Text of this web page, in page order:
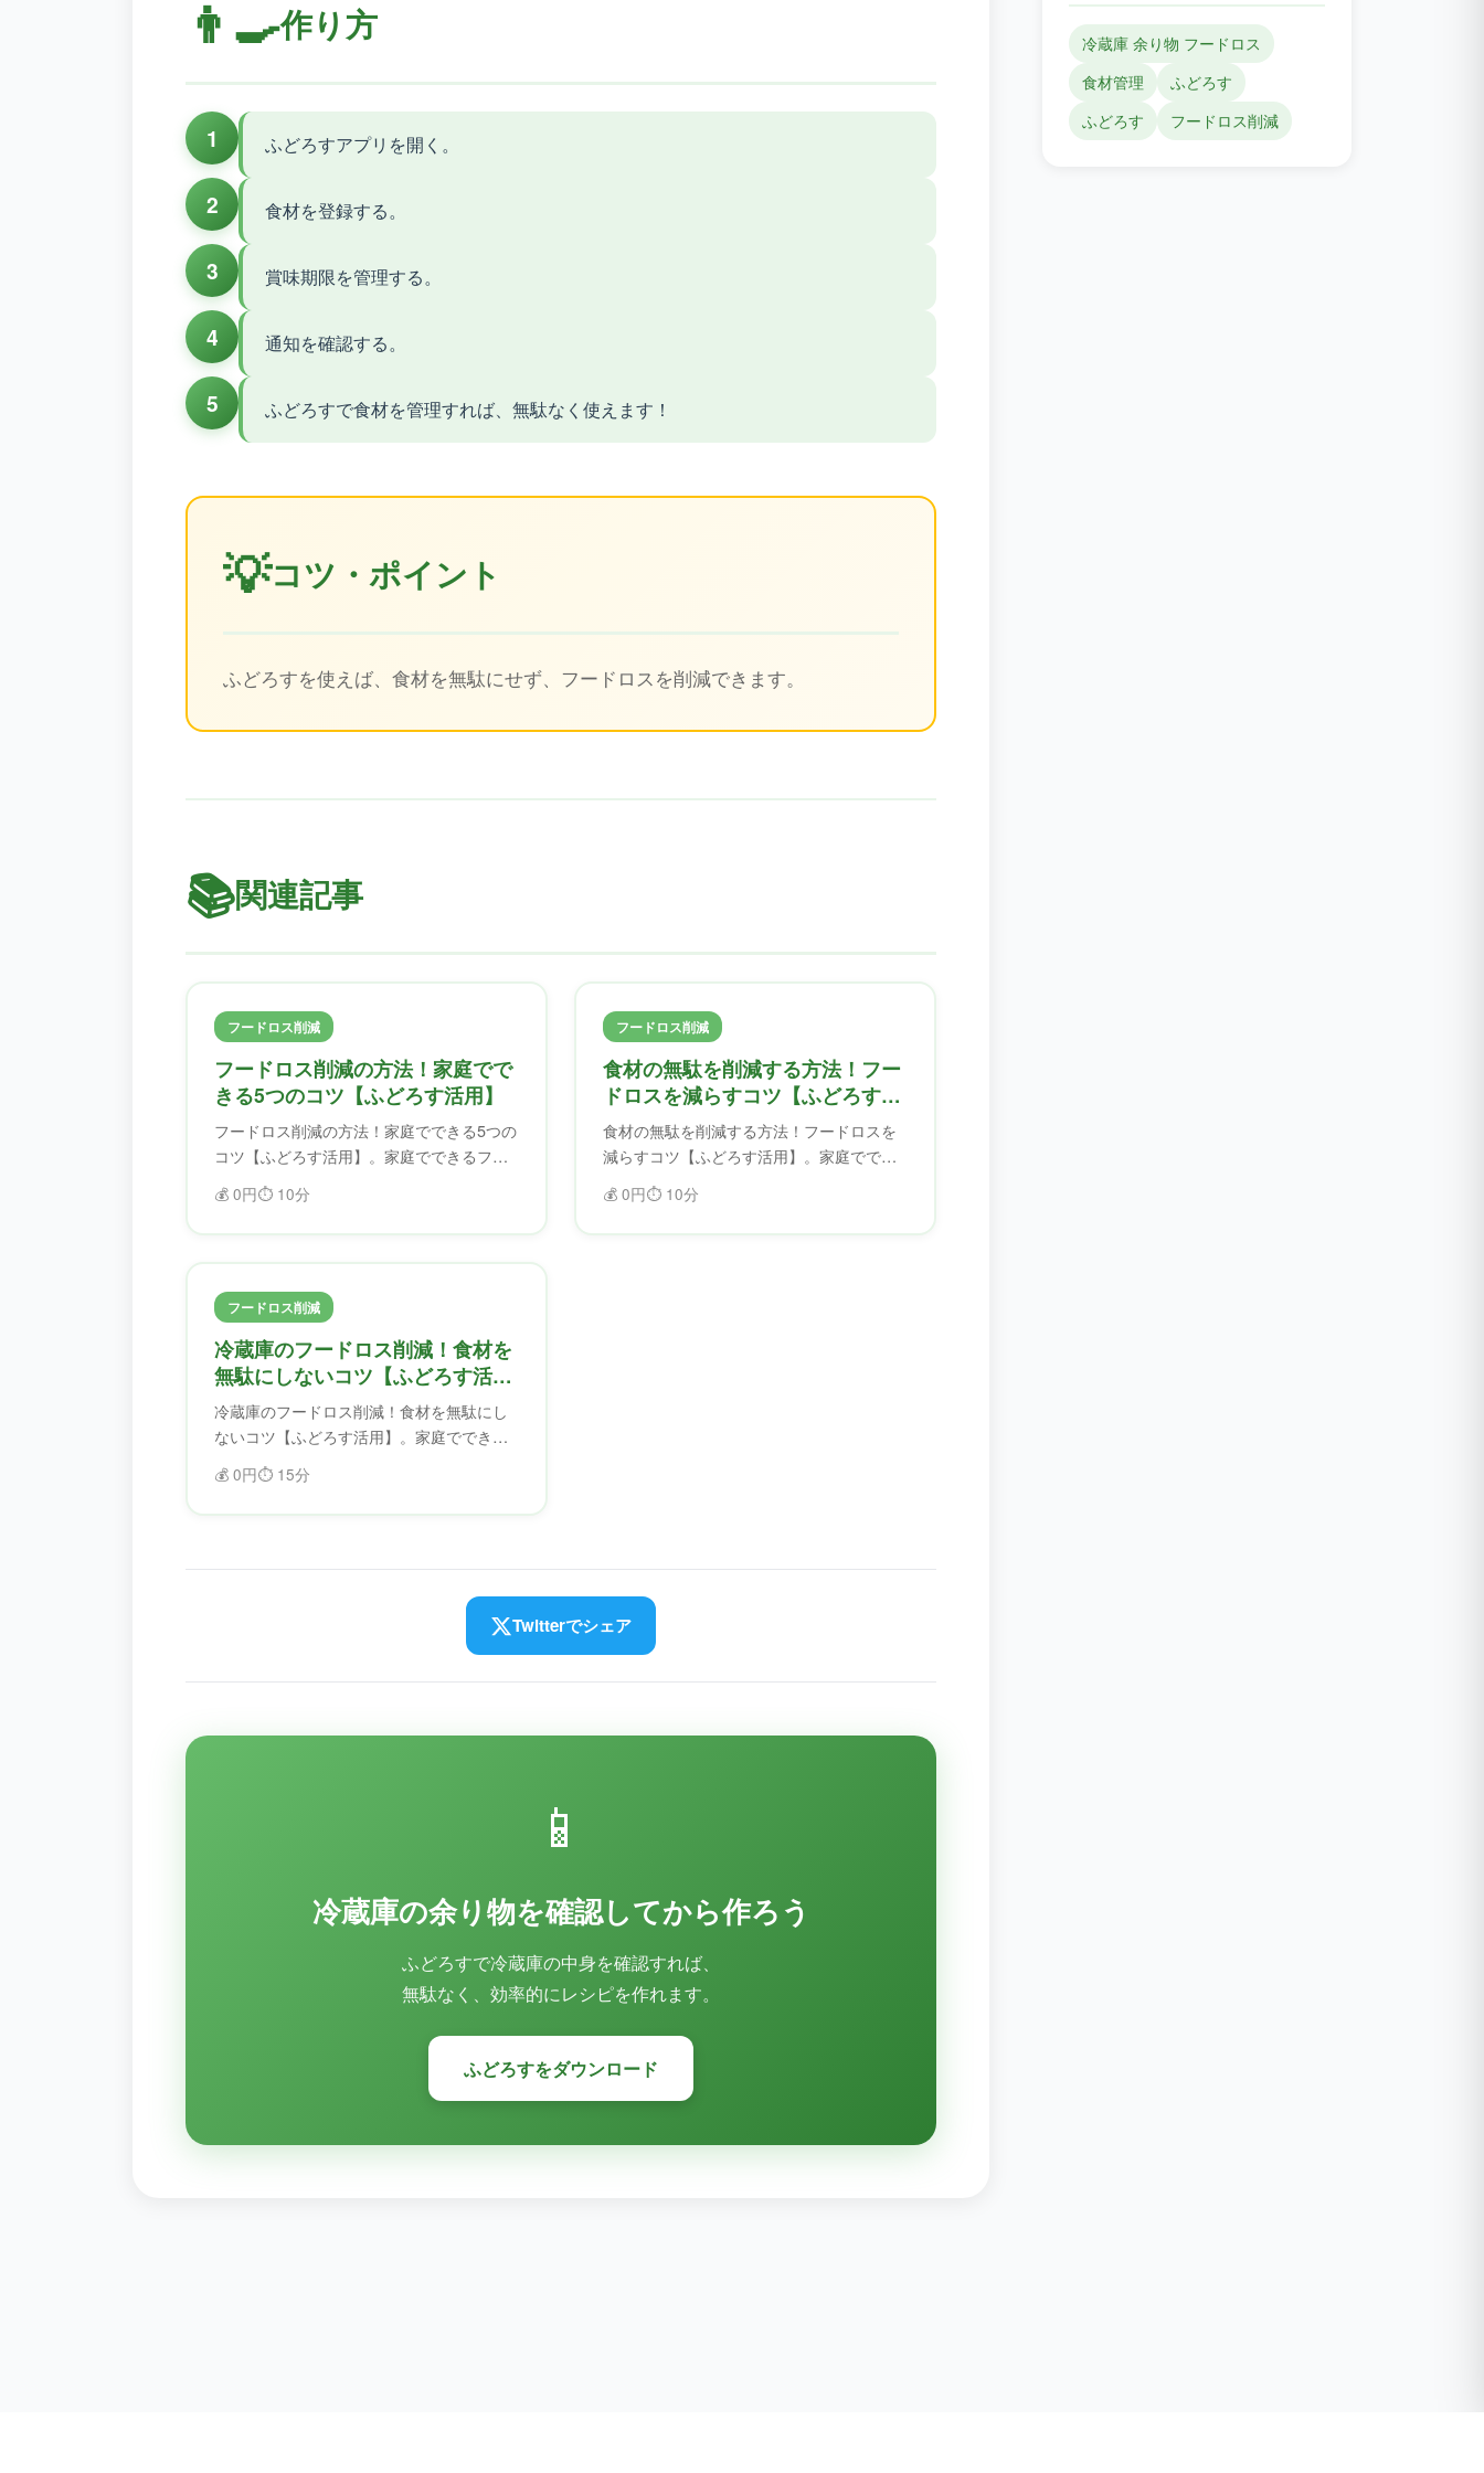
👨‍🍳作り方
1 ふどろすアプリを開く。
2 食材を登録する。
3 賞味期限を管理する。
4 通知を確認する。
5 ふどろすで食材を管理すれば、無駄なく使えます！
💡コツ・ポイント
ふどろすを使えば、食材を無駄にせず、フードロスを削減できます。
📚関連記事
フードロス削減
フードロス削減の方法！家庭でで
きる5つのコツ【ふどろす活用】
フードロス削減の方法！家庭でできる5つの
コツ【ふどろす活用】。家庭でできるフー
ドロス削減のコツを紹介。ふどろすを使え
ば、食材を無駄にせず、フードロスを削減
💰 0円⏱️ 10分
フードロス削減
食材の無駄を削減する方法！フー
ドロスを減らすコツ【ふどろす活
用】
食材の無駄を削減する方法！フードロスを
減らすコツ【ふどろす活用】。家庭ででき
るフードロス削減のコツを紹介。ふどろす
を使えば、食材を無駄にせず、フードロス
💰 0円⏱️ 10分
フードロス削減
冷蔵庫のフードロス削減！食材を
無駄にしないコツ【ふどろす活
用】
冷蔵庫のフードロス削減！食材を無駄にし
ないコツ【ふどろす活用】。家庭でできる
フードロス削減のコツを紹介。ふどろすを
使えば、食材を無駄にせず、フードロスを
💰 0円⏱️ 15分
Twitterでシェア
📱
冷蔵庫の余り物を確認してから作ろう
ふどろすで冷蔵庫の中身を確認すれば、
無駄なく、効率的にレシピを作れます。
ふどろすをダウンロード
冷蔵庫 余り物 フードロス
食材管理
ふどろす
ふどろす
フードロス削減